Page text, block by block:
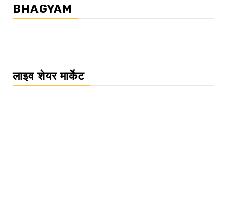
BHAGYAM
लाइव शेयर मार्केट